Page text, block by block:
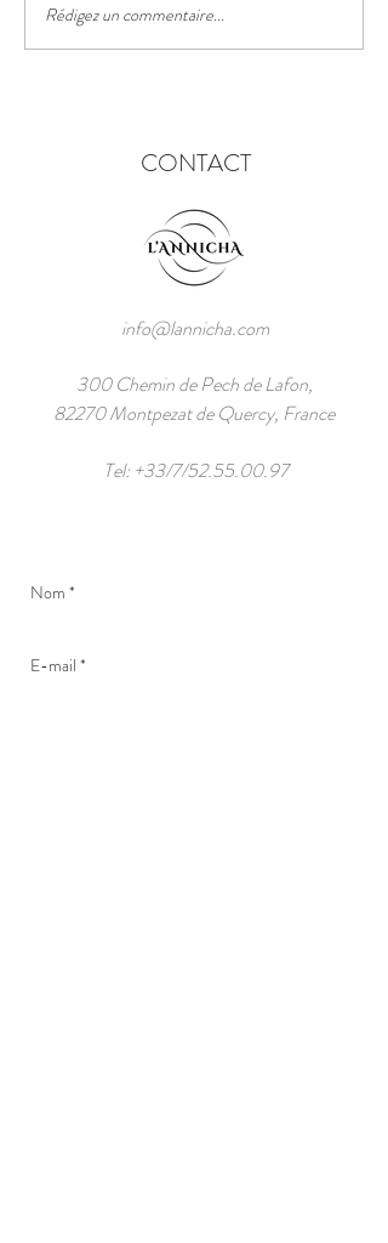
Le festival des lanternes
chinoises
Rédigez un commentaire...
CONTACT
info@lannicha.com
300 Chemin de Pech de Lafon,
82270 Montpezat de Quercy, France
Tel: +33/7/52.55.00.97